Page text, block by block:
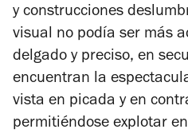
y construcciones
visual no podía ser más
delgado y preciso, en
encuentran la
vista en picada y en
permitiéndose explotar